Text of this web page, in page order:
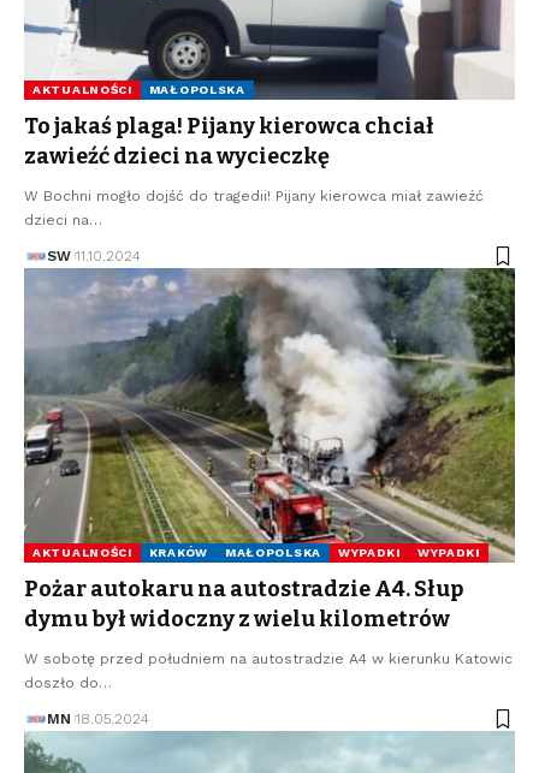
AKTUALNOŚCI MAŁOPOLSKA
To jakaś plaga! Pijany kierowca chciał
zawieźć dzieci na wycieczkę
W Bochni mogło dojść do tragedii! Pijany kierowca miał zawieźć
dzieci na…
SW 11.10.2024
AKTUALNOŚCI KRAKÓW MAŁOPOLSKA WYPADKI WYPADKI
Pożar autokaru na autostradzie A4. Słup
dymu był widoczny z wielu kilometrów
W sobotę przed południem na autostradzie A4 w kierunku Katowic
doszło do…
MN 18.05.2024